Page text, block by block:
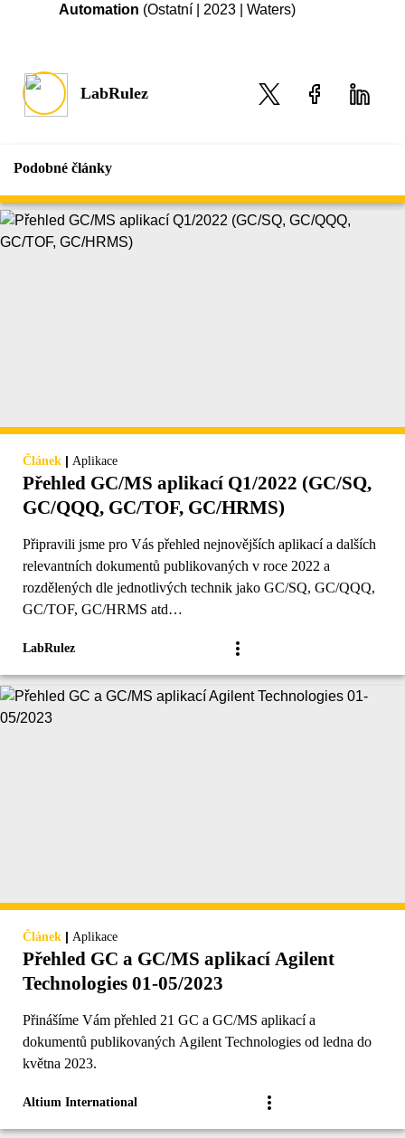
Automation (Ostatní | 2023 | Waters)
LabRulez
Podobné články
Článek | Aplikace
Přehled GC/MS aplikací Q1/2022 (GC/SQ,
GC/QQQ, GC/TOF, GC/HRMS)
Připravili jsme pro Vás přehled nejnovějších aplikací a dalších
relevantních dokumentů publikovaných v roce 2022 a
rozdělených dle jednotlivých technik jako GC/SQ, GC/QQQ,
GC/TOF, GC/HRMS atd…
LabRulez
Článek | Aplikace
Přehled GC a GC/MS aplikací Agilent
Technologies 01-05/2023
Přinášíme Vám přehled 21 GC a GC/MS aplikací a
dokumentů publikovaných Agilent Technologies od ledna do
května 2023.
Altium International